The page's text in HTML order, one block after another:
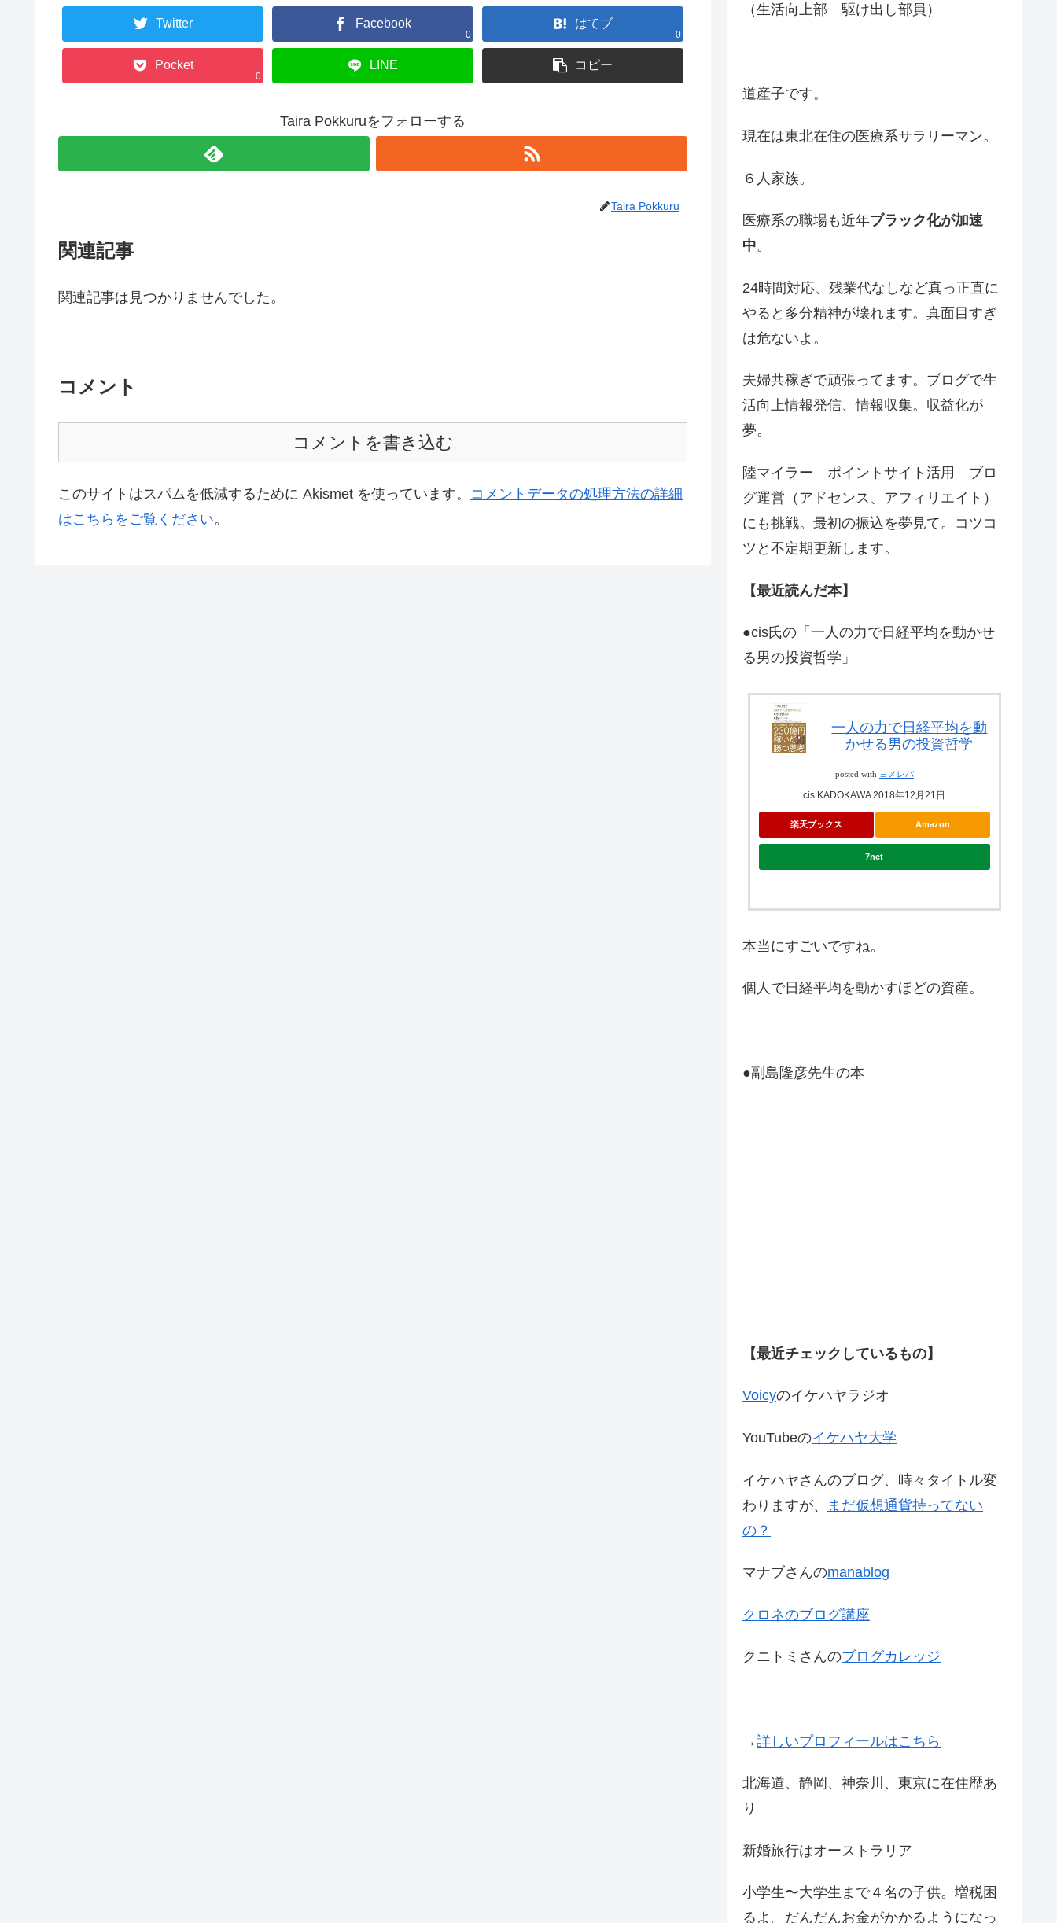
Twitter Facebook
0
はてブ
0
Pocket
0
LINE コピー
Taira Pokkuruをフォローする
Taira Pokkuru
関連記事
関連記事は見つかりませんでした。
コメント
コメントを書き込む
このサイトはスパムを低減するために Akismet を使っています。 コメントデータの処理方法の詳細
はこちらをご覧ください。
（生活向上部 駆け出し部員）
道産子です。
現在は東北在住の医療系サラリーマン。
６人家族。
医療系の職場も近年ブラック化が加速
中。
24時間対応、残業代なしなど真っ正直に
やると多分精神が壊れます。真面目すぎ
は危ないよ。
夫婦共稼ぎで頑張ってます。ブログで生
活向上情報発信、情報収集。収益化が
夢。
陸マイラー ポイントサイト活用 ブロ
グ運営（アドセンス、アフィリエイト）
にも挑戦。最初の振込を夢見て。コツコ
ツと不定期更新します。
【最近読んだ本】
●cis氏の「一人の力で日経平均を動かせ
る男の投資哲学」
一人の力で日経平均を動
かせる男の投資哲学
posted with ヨメレバ
cis KADOKAWA 2018年12月21日
楽天ブックス Amazon
7net
本当にすごいですね。
個人で日経平均を動かすほどの資産。
●副島隆彦先生の本
【最近チェックしているもの】
Voicyのイケハヤラジオ
YouTubeのイケハヤ大学
イケハヤさんのブログ、時々タイトル変
わりますが、
まだ仮想通貨持ってない
の？
マナブさんのmanablog
クロネのブログ講座
クニトミさんのブログカレッジ
→詳しいプロフィールはこちら
北海道、静岡、神奈川、東京に在住歴あ
り
新婚旅行はオーストラリア
小学生〜大学生まで４名の子供。増税困
るよ。だんだんお金がかかるようになっ